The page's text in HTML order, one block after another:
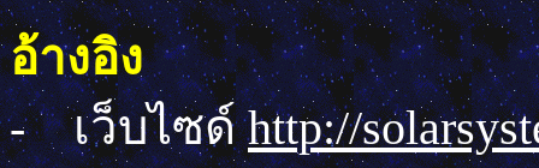
อ้างอิง
-เว็บไซด์http://